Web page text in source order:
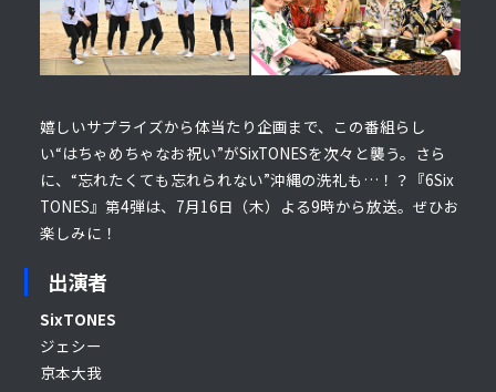
嬉しいサプライズから体当たり企画まで、この番組らし
い“はちゃめちゃなお祝い”がSixTONESを次々と襲う。さら
に、“忘れたくても忘れられない”沖縄の洗礼も…！？『6Six
TONES』第4弾は、7月16日（木）よる9時から放送。ぜひお
楽しみに！
出演者
SixTONES
ジェシー
京本大我